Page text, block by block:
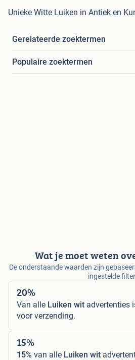
Unieke Witte Luiken in Antiek en
Gerelateerde zoektermen
Populaire zoektermen
Wat je moet weten
De onderstaande waarden zijn
ingestelde
20%
Van alle Luiken wit advertenties
voor verzending.
15%
15% van alle Luiken wit